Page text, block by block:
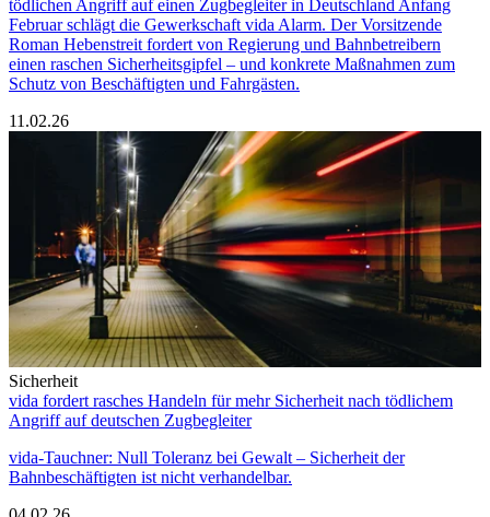
tödlichen Angriff auf einen Zugbegleiter in Deutschland Anfang
Februar schlägt die Gewerkschaft vida Alarm. Der Vorsitzende
Roman Hebenstreit fordert von Regierung und Bahnbetreibern
einen raschen Sicherheitsgipfel – und konkrete Maßnahmen zum
Schutz von Beschäftigten und Fahrgästen.
11.02.26
Sicherheit
vida fordert rasches Handeln für mehr Sicherheit nach tödlichem
Angriff auf deutschen Zugbegleiter
vida-Tauchner: Null Toleranz bei Gewalt – Sicherheit der
Bahnbeschäftigten ist nicht verhandelbar.